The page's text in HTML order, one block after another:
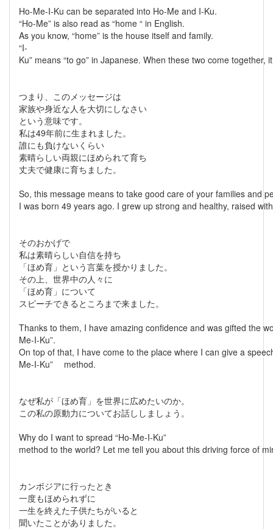
Ho-Me-I-Ku can be separated into Ho-Me and I-Ku.
“Ho-Me” is also read as “home “ in English.
As you know, “home” is the house itself and family.
“I-
Ku” means “to go” in Japanese. When these two come together,
つまり、このメッセージは
家族や身近な人を大切にしなさい
という意味です。
私は49年前に生まれました。
誰にも負けないくらい
素晴らしい両親にほめられて育ち
丈夫で健康に育ちました。
So, this message means to take good care of your families and
I was born 49 years ago. I grew up strong and healthy, raised
そのおかげで
私は素晴らしい自信を持ち
「ほめ育」という言葉を授かりました。
その上、世界中の人々に
「ほめ育」について
スピーチできるところまで来ました。
Thanks to them, I have amazing confidence and was gifted the
Me-I-Ku”.
On top of that, I have come to the place where I can give a
Me-I-Ku” method.
なぜ私が「ほめ育」を世界に広めたいのか。
この私の原動力についてお話ししましょう。
Why do I want to spread “Ho-Me-I-Ku”
method to the world? Let me tell you about this driving force of
カンボジアに行ったとき
一度もほめられずに
一生を終えた子供たちがいると
聞いたことがありました。